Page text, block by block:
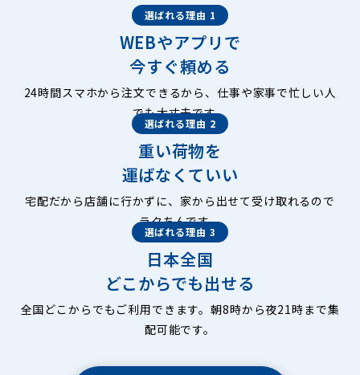
選ばれる理由 1
WEBやアプリで
今すぐ頼める
24時間スマホから注文できるから、仕事や家事で忙しい人
でも大丈夫です。
選ばれる理由 2
重い荷物を
運ばなくていい
宅配だから店舗に行かずに、家から出せて受け取れるので
ラクちんです。
選ばれる理由 3
日本全国
どこからでも出せる
全国どこからでもご利用できます。朝8時から夜21時まで集
配可能です。